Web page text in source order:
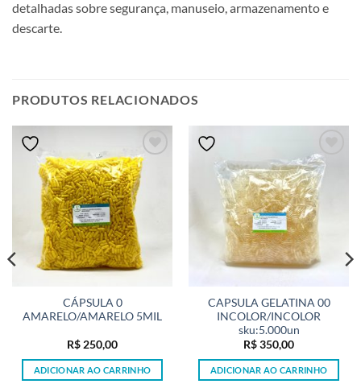
detalhadas sobre segurança, manuseio, armazenamento e
descarte.
PRODUTOS RELACIONADOS
CÁPSULA 0
AMARELO/AMARELO 5MIL
R$250,00
ADICIONAR AO CARRINHO
CAPSULA GELATINA 00
INCOLOR/INCOLOR
sku:5.000un
R$350,00
ADICIONAR AO CARRINHO